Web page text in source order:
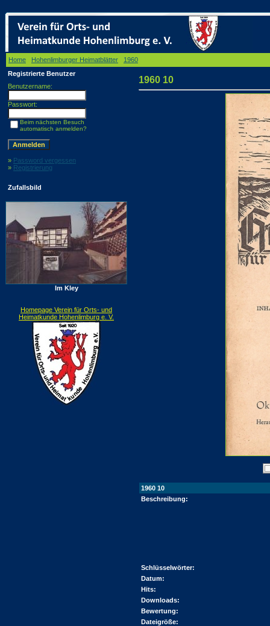
Home Hohenlimburger Heimatblätter 1960
Registrierte Benutzer
Benutzername:
Passwort:
Beim nächsten Besuch
automatisch anmelden?
» Password vergessen
» Registrierung
Zufallsbild
Im Kley
Homepage Verein für Orts- und
Heimatkunde Hohenlimburg e. V.
1960 10
1960 10
Beschreibung:
Schlüsselwörter:
Datum:
Hits:
Downloads:
Bewertung:
Dateigröße: